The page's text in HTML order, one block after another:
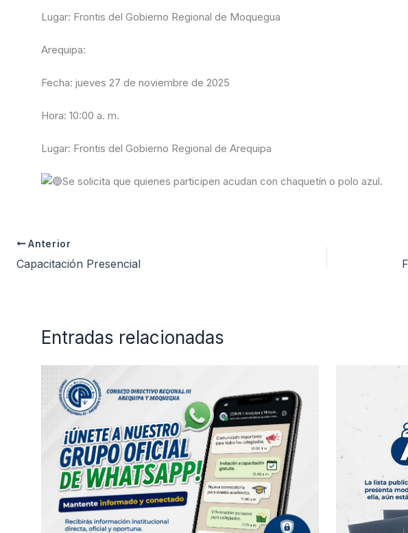
Lugar: Frontis del Gobierno Regional de Moquegua
Arequipa:
Fecha: jueves 27 de noviembre de 2025
Hora: 10:00 a. m.
Lugar: Frontis del Gobierno Regional de Arequipa
Se solicita que quienes participen acudan con chaquetín o polo azul.
Anterior
Capacitación Presencial
Entradas relacionadas